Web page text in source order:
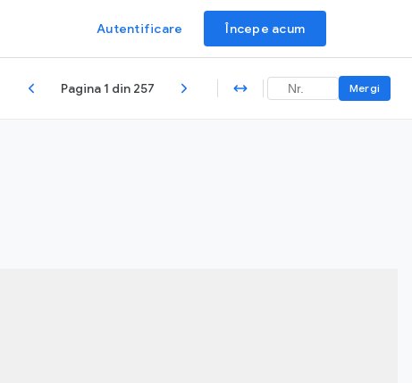
Autentificare Începe acum
Pagina 1 din 257 Mergi